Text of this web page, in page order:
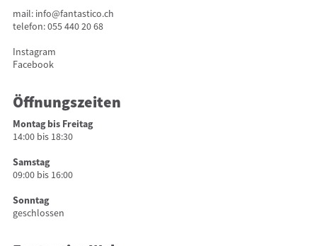
mail: info@fantastico.ch
telefon:055 440 20 68
Instagram
Facebook
Öffnungszeiten
Montag bis Freitag
14:00 bis 18:30
Samstag
09:00 bis 16:00
Sonntag
geschlossen